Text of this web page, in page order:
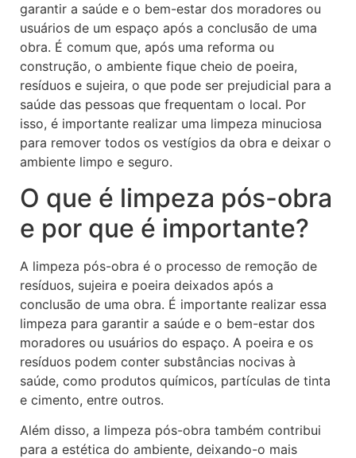
garantir a saúde e o bem-estar dos moradores ou
usuários de um espaço após a conclusão de uma
obra. É comum que, após uma reforma ou
construção, o ambiente fique cheio de poeira,
resíduos e sujeira, o que pode ser prejudicial para a
saúde das pessoas que frequentam o local. Por
isso, é importante realizar uma limpeza minuciosa
para remover todos os vestígios da obra e deixar o
ambiente limpo e seguro.
O que é limpeza pós-obra
e por que é importante?
A limpeza pós-obra é o processo de remoção de
resíduos, sujeira e poeira deixados após a
conclusão de uma obra. É importante realizar essa
limpeza para garantir a saúde e o bem-estar dos
moradores ou usuários do espaço. A poeira e os
resíduos podem conter substâncias nocivas à
saúde, como produtos químicos, partículas de tinta
e cimento, entre outros.
Além disso, a limpeza pós-obra também contribui
para a estética do ambiente, deixando-o mais